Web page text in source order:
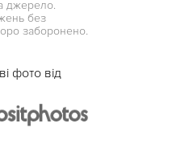
джерело.
без
заборонено.
фото від